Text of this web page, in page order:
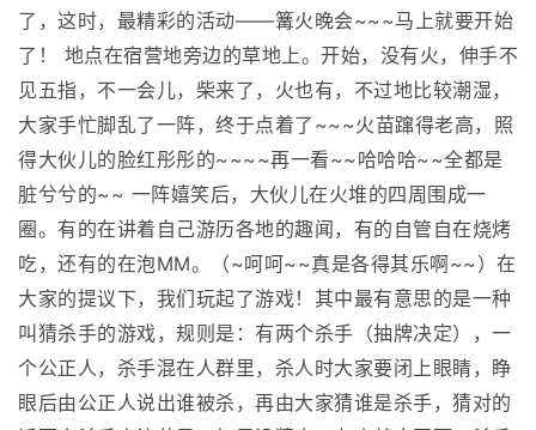
了，这时，最精彩的活动——篝火晚会~~~马上就要开始
了！ 地点在宿营地旁边的草地上。开始，没有火，伸手不
见五指，不一会儿，柴来了，火也有，不过地比较潮湿，
大家手忙脚乱了一阵，终于点着了~~~火苗蹿得老高，照
得大伙儿的脸红彤彤的~~~~再一看~~哈哈哈~~全都是
脏兮兮的~~ 一阵嬉笑后，大伙儿在火堆的四周围成一
圈。有的在讲着自己游历各地的趣闻，有的自管自在烧烤
吃，还有的在泡MM。（~呵呵~~真是各得其乐啊~~）在
大家的提议下，我们玩起了游戏！其中最有意思的是一种
叫猜杀手的游戏，规则是：有两个杀手（抽牌决定），一
个公正人，杀手混在人群里，杀人时大家要闭上眼睛，睁
眼后由公正人说出谁被杀，再由大家猜谁是杀手，猜对的